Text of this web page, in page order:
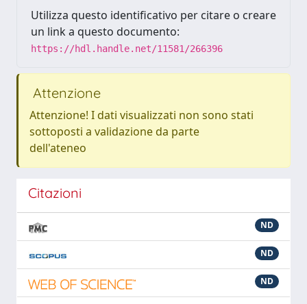
Utilizza questo identificativo per citare o creare
un link a questo documento:
https://hdl.handle.net/11581/266396
Attenzione
Attenzione! I dati visualizzati non sono stati
sottoposti a validazione da parte
dell'ateneo
Citazioni
ND
ND
ND